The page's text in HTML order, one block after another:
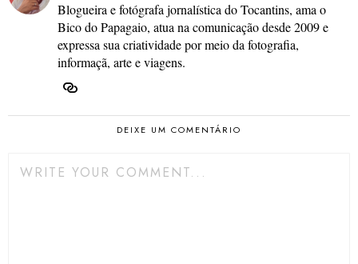
Blogueira e fotógrafa jornalística do Tocantins, ama o
Bico do Papagaio, atua na comunicação desde 2009 e
expressa sua criatividade por meio da fotografia,
informaçã, arte e viagens.
DEIXE UM COMENTÁRIO